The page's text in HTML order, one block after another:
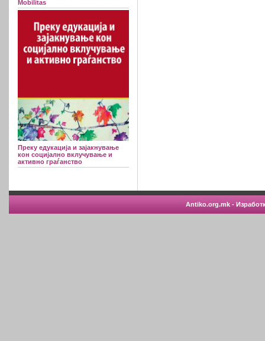
Mobilitas
Преку едукација и зајакнување
кон социјално вклучување и
активно граѓанство
Antiko.org.mk -